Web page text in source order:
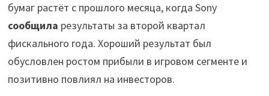
бумаг растёт с прошлого месяца, когда Sony
сообщила результаты за второй квартал
фискального года. Хороший результат был
обусловлен ростом прибыли в игровом сегменте и
позитивно повлиял на инвесторов.